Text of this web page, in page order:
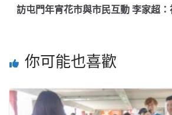
訪屯門年宵花市與市民互動 李家超
你可能也喜歡